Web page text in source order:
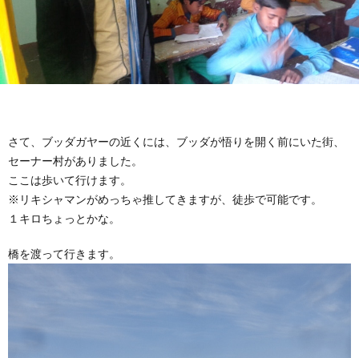
シ
さて、ブッダガヤーの近くには、ブッダが悟りを開く前にいた街、
セーナー村がありました。
ここは歩いて行けます。
※リキシャマンがめっちゃ推してきますが、徒歩で可能です。
１キロちょっとかな。
橋を渡って行きます。